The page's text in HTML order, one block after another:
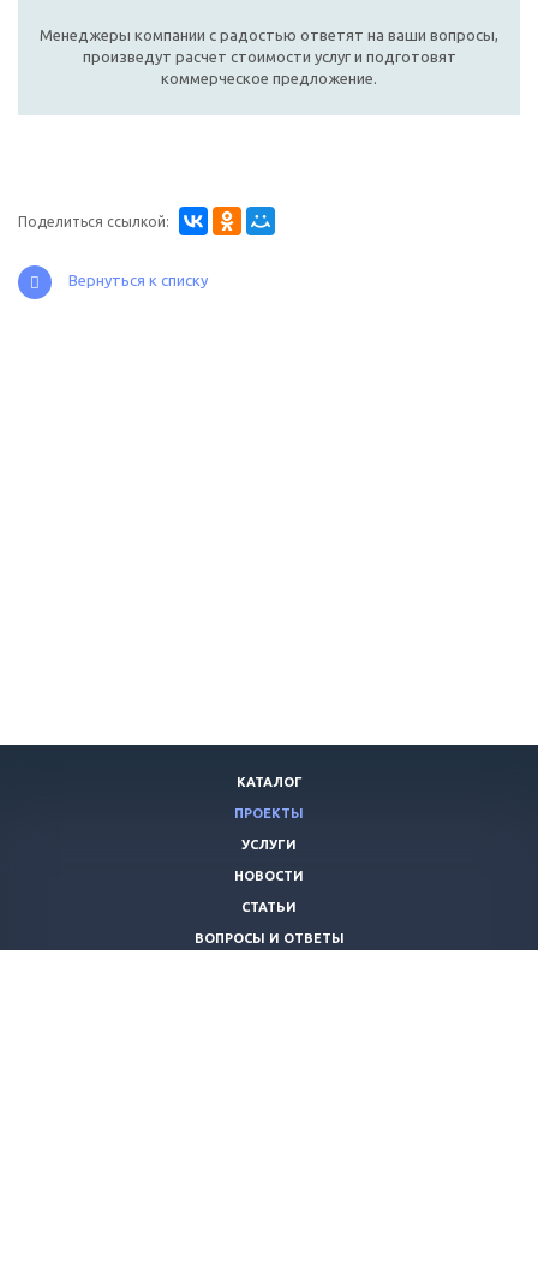
Менеджеры компании с радостью ответят на ваши вопросы,
произведут расчет стоимости услуг и подготовят
коммерческое предложение.
Поделиться ссылкой:
Вернуться к списку
КАТАЛОГ
ПРОЕКТЫ
УСЛУГИ
НОВОСТИ
СТАТЬИ
ВОПРОСЫ И ОТВЕТЫ